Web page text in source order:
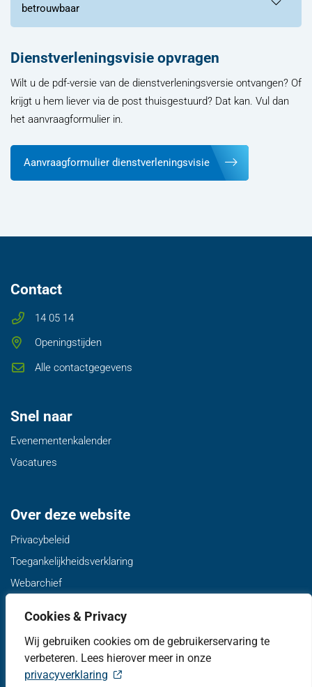
Cookies & Privacy
Wij gebruiken cookies om de gebruikerservaring te
verbeteren. Lees hierover meer in onze
privacyverklaring
betrouwbaar
Dienstverleningsvisie opvragen
Wilt u de pdf-versie van de dienstverleningsversie ontvangen? Of
krijgt u hem liever via de post thuisgestuurd? Dat kan. Vul dan
het aanvraagformulier in.
Aanvraagformulier dienstverleningsvisie
Contact
14 05 14
Openingstijden
Alle contactgegevens
Snel naar
Evenementenkalender
Vacatures
Over deze website
Privacybeleid
Toegankelijkheidsverklaring
Webarchief
Twitter van gemeente de Fryske Marren, opent in nieuw
Facebook van gemeente de Fryske Marren,
LinkedIn van gemeente de Fryske
YouTube kanaal van gemeente
Instagram van gemeente